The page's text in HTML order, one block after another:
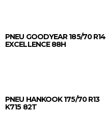
PNEU GOODYEAR 185/70 R14
EXCELLENCE 88H
PNEU HANKOOK 175/70 R13
K715 82T